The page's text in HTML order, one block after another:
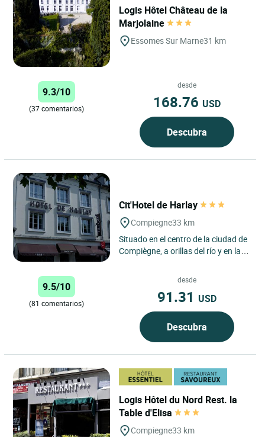
Logis Hôtel Château de la
Marjolaine
Essomes Sur Marne31 km
9.3/10
(37 comentarios)
desde
168.76 USD
Descubra
Cit'Hotel de Harlay
Compiegne33 km
Situado en el centro de la ciudad de
Compiègne, a orillas del río y en las
tren (5 minutos...
9.5/10
(81 comentarios)
desde
91.31 USD
Descubra
Logis Hôtel du Nord Rest. la
Table d'Elisa
Compiegne33 km